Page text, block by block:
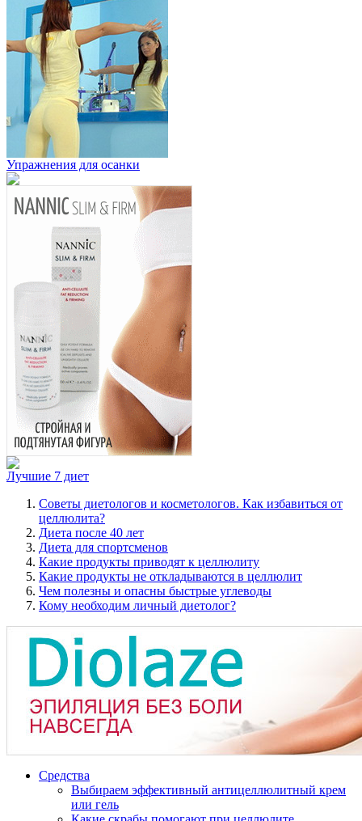
Упражнения для осанки
Лучшие 7 диет
Советы диетологов и косметологов. Как избавиться от
целлюлита?
Диета после 40 лет
Диета для спортсменов
Какие продукты приводят к целлюлиту
Какие продукты не откладываются в целлюлит
Чем полезны и опасны быстрые углеводы
Кому необходим личный диетолог?
Средства
Выбираем эффективный антицеллюлитный крем
или гель